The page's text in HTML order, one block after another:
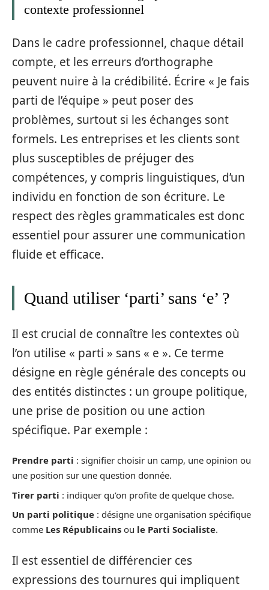
contexte professionnel
Dans le cadre professionnel, chaque détail
compte, et les erreurs d’orthographe
peuvent nuire à la crédibilité. Écrire « Je fais
parti de l’équipe » peut poser des
problèmes, surtout si les échanges sont
formels. Les entreprises et les clients sont
plus susceptibles de préjuger des
compétences, y compris linguistiques, d’un
individu en fonction de son écriture. Le
respect des règles grammaticales est donc
essentiel pour assurer une communication
fluide et efficace.
Quand utiliser ‘parti’ sans ‘e’ ?
Il est crucial de connaître les contextes où
l’on utilise « parti » sans « e ». Ce terme
désigne en règle générale des concepts ou
des entités distinctes : un groupe politique,
une prise de position ou une action
spécifique. Par exemple :
Prendre parti : signifier choisir un camp, une opinion ou
une position sur une question donnée.
Tirer parti : indiquer qu’on profite de quelque chose.
Un parti politique : désigne une organisation spécifique
comme Les Républicains ou le Parti Socialiste.
Il est essentiel de différencier ces
expressions des tournures qui impliquent